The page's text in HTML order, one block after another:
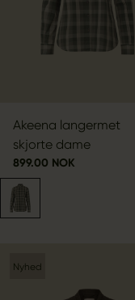
Akeena langermet
skjorte dame
899.00 NOK
Nyhed